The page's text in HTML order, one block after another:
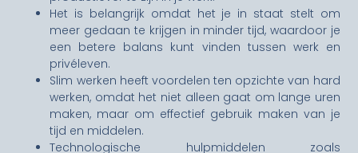
Het is belangrijk omdat het je in staat stelt om
meer gedaan te krijgen in minder tijd, waardoor je
een betere balans kunt vinden tussen werk en
privéleven.
Slim werken heeft voordelen ten opzichte van hard
werken, omdat het niet alleen gaat om lange uren
maken, maar om effectief gebruik maken van je
tijd en middelen.
Technologische hulpmiddelen zoals